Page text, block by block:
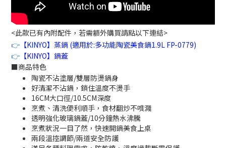
<此款已有內附配件，若需額外購買請點以下連結>
👉 【KINYO】蒸鍋 (適用於:多功能陶瓷美食鍋1.9L FP-0779)
👉 【KINYO】鍋蓋
■商品特色
陶瓷不沾塗層/雙層防燙鍋身
好清潔不沾鍋，鎖住溫度不燙手
16CM大口徑/10.5CM深度
烹煮、清洗便利順手，食材翻炒不噴濺
透明強化玻璃鍋蓋/10分鐘熱水沸騰
烹煮狀況一目了然，快速開鍋美食上桌
兩段溫控調節/兩道安全防護